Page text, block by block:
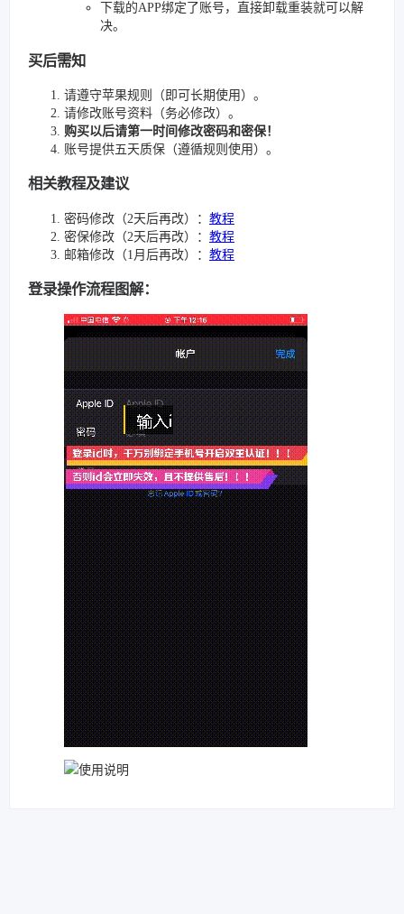
下载的APP绑定了账号，直接卸载重装就可以解
决。
买后需知
请遵守苹果规则（即可长期使用）。
请修改账号资料（务必修改）。
购买以后请第一时间修改密码和密保！
账号提供五天质保（遵循规则使用）。
相关教程及建议
密码修改（2天后再改）： 教程
密保修改（2天后再改）： 教程
邮箱修改（1月后再改）： 教程
登录操作流程图解：